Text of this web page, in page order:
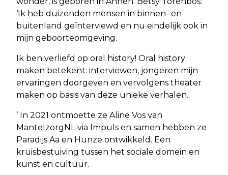
‘Ik heb duizenden mensen in binnen- en
buitenland geïnterviewd en nu eindelijk ook in
mijn geboorteomgeving.
Ik ben verliefd op oral history! Oral history
maken betekent: interviewen, jongeren mijn
ervaringen doorgeven en vervolgens theater
maken op basis van deze unieke verhalen.
’ In 2021 ontmoette ze Aline Vos van
MantelzorgNL via Impuls en samen hebben ze
Paradijs Aa en Hunze ontwikkeld. Een
kruisbestuiving tussen het sociale domein en
kunst en cultuur.